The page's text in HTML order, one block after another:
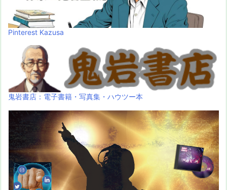
Pinterest Kazusa
鬼岩書店：電子書籍・写真集・ハウツー本